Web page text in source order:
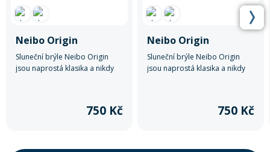
Neibo Origin
Sluneční brýle Neibo Origin
jsou naprostá klasika a nikdy
750 Kč
Neibo Origin
Sluneční brýle Neibo Origin
jsou naprostá klasika a nikdy
750 Kč